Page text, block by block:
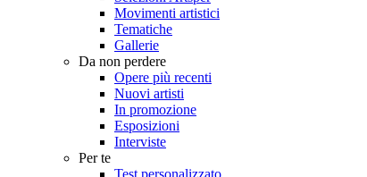
Movimenti artistici
Tematiche
Gallerie
Da non perdere
Opere più recenti
Nuovi artisti
In promozione
Esposizioni
Interviste
Per te
Test personalizzato